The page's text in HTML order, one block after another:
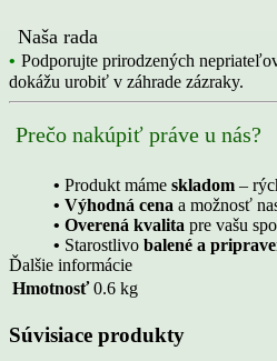
Naša rada
• Podporujte prirodzených
dokážu urobiť v záhrade zázraky.
Prečo nakúpiť práve u nás?
• Produkt máme skladom –
• Výhodná cena a možnosť
• Overená kvalita pre vašu
• Starostlivo balené a
Ďalšie informácie
Hmotnosť 0.6 kg
Súvisiace produkty